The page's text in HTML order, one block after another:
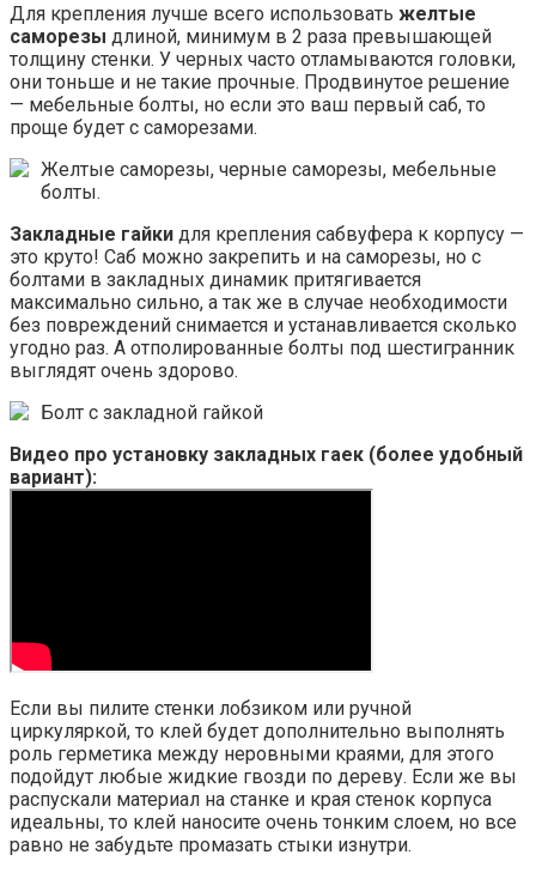
Для крепления лучше всего использовать желтые
саморезы длиной, минимум в 2 раза превышающей
толщину стенки. У черных часто отламываются головки,
они тоньше и не такие прочные. Продвинутое решение
— мебельные болты, но если это ваш первый саб, то
проще будет с саморезами.
Желтые саморезы, черные саморезы, мебельные
болты.
Закладные гайки для крепления сабвуфера к корпусу —
это круто! Саб можно закрепить и на саморезы, но с
болтами в закладных динамик притягивается
максимально сильно, а так же в случае необходимости
без повреждений снимается и устанавливается сколько
угодно раз. А отполированные болты под шестигранник
выглядят очень здорово.
Болт с закладной гайкой
Видео про установку закладных гаек (более удобный
вариант):
Если вы пилите стенки лобзиком или ручной
циркуляркой, то клей будет дополнительно выполнять
роль герметика между неровными краями, для этого
подойдут любые жидкие гвозди по дереву. Если же вы
распускали материал на станке и края стенок корпуса
идеальны, то клей наносите очень тонким слоем, но все
равно не забудьте промазать стыки изнутри.